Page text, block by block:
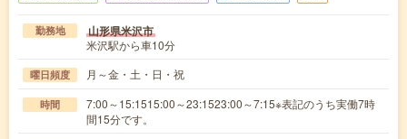
勤務地 山形県米沢市
米沢駅から車10分
曜日頻度 月～金・土・日・祝
時間
7:00～15:1515:00～23:1523:00～7:15※表記のうち実働7時
間15分です。